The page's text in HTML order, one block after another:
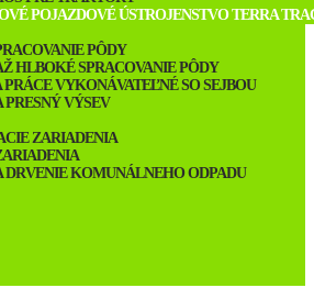
POJAZDOVÉ ÚSTROJENSTVO TERRA
PÔDY
HLBOKÉ SPRACOVANIE PÔDY
PRÁCE VYKONÁVATEĽNÉ SO SEJBOU
PRESNÝ VÝSEV
ZARIADENIA
DRVENIE KOMUNÁLNEHO ODPADU